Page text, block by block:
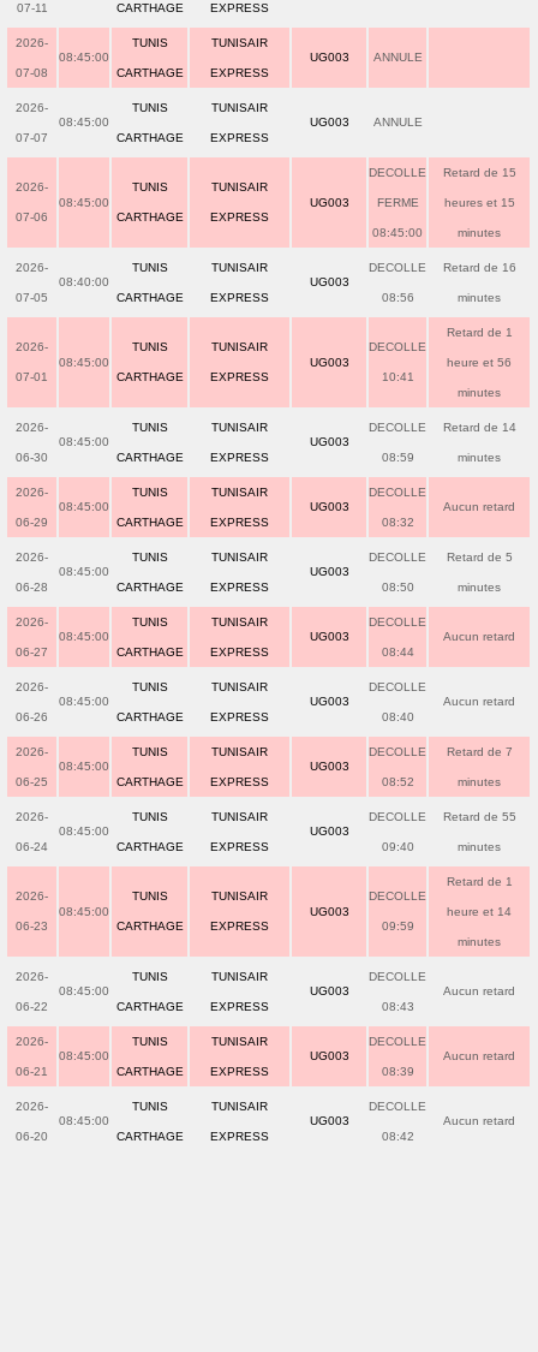
07-11 CARTHAGE EXPRESS
2026-
07-08
08:45:00
TUNIS
CARTHAGE
TUNISAIR
EXPRESS
UG003 ANNULE
2026-
07-07
08:45:00
TUNIS
CARTHAGE
TUNISAIR
EXPRESS
UG003 ANNULE
2026-
07-06
08:45:00
TUNIS
CARTHAGE
TUNISAIR
EXPRESS
UG003
DECOLLE
FERME
08:45:00
Retard de 15
heures et 15
minutes
2026-
07-05
08:40:00
TUNIS
CARTHAGE
TUNISAIR
EXPRESS
UG003
DECOLLE
08:56
Retard de 16
minutes
2026-
07-01
08:45:00
TUNIS
CARTHAGE
TUNISAIR
EXPRESS
UG003
DECOLLE
10:41
Retard de 1
heure et 56
minutes
2026-
06-30
08:45:00
TUNIS
CARTHAGE
TUNISAIR
EXPRESS
UG003
DECOLLE
08:59
Retard de 14
minutes
2026-
06-29
08:45:00
TUNIS
CARTHAGE
TUNISAIR
EXPRESS
UG003
DECOLLE
08:32
Aucun retard
2026-
06-28
08:45:00
TUNIS
CARTHAGE
TUNISAIR
EXPRESS
UG003
DECOLLE
08:50
Retard de 5
minutes
2026-
06-27
08:45:00
TUNIS
CARTHAGE
TUNISAIR
EXPRESS
UG003
DECOLLE
08:44
Aucun retard
2026-
06-26
08:45:00
TUNIS
CARTHAGE
TUNISAIR
EXPRESS
UG003
DECOLLE
08:40
Aucun retard
2026-
06-25
08:45:00
TUNIS
CARTHAGE
TUNISAIR
EXPRESS
UG003
DECOLLE
08:52
Retard de 7
minutes
2026-
06-24
08:45:00
TUNIS
CARTHAGE
TUNISAIR
EXPRESS
UG003
DECOLLE
09:40
Retard de 55
minutes
2026-
06-23
08:45:00
TUNIS
CARTHAGE
TUNISAIR
EXPRESS
UG003
DECOLLE
09:59
Retard de 1
heure et 14
minutes
2026-
06-22
08:45:00
TUNIS
CARTHAGE
TUNISAIR
EXPRESS
UG003
DECOLLE
08:43
Aucun retard
2026-
06-21
08:45:00
TUNIS
CARTHAGE
TUNISAIR
EXPRESS
UG003
DECOLLE
08:39
Aucun retard
2026-
06-20
08:45:00
TUNIS
CARTHAGE
TUNISAIR
EXPRESS
UG003
DECOLLE
08:42
Aucun retard